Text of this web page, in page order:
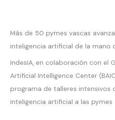
Más de 50 pymes vascas
inteligencia artificial de la mano
IndesIA, en colaboración con el
Artificial Intelligence Center
programa de talleres intensivos
inteligencia artificial a las pymes